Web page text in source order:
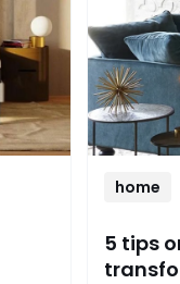
home
5 tips